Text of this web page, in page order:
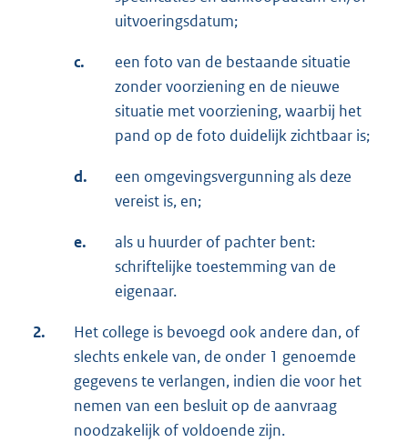
uitvoeringsdatum;
c.
een foto van de bestaande situatie
zonder voorziening en de nieuwe
situatie met voorziening, waarbij het
pand op de foto duidelijk zichtbaar is;
d.
een omgevingsvergunning als deze
vereist is, en;
e.
als u huurder of pachter bent:
schriftelijke toestemming van de
eigenaar.
2.
Het college is bevoegd ook andere dan, of
slechts enkele van, de onder 1 genoemde
gegevens te verlangen, indien die voor het
nemen van een besluit op de aanvraag
noodzakelijk of voldoende zijn.